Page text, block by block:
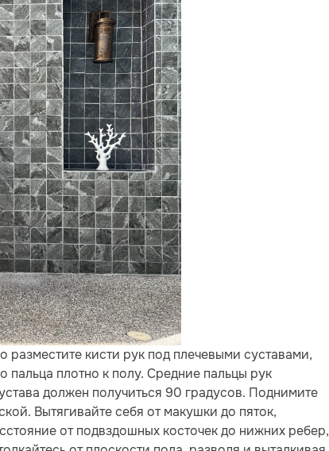
разместите кисти рук под плечевыми суставами,
пальца плотно к полу. Средние пальцы рук
должен получиться 90 градусов. Поднимите
Вытягивайте себя от макушки до пяток,
от подвздошных косточек до нижних ребер,